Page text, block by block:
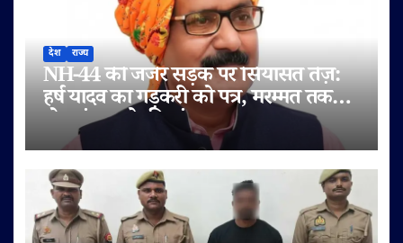
देश राज्य
NH-44 की जर्जर सड़क पर सियासत तेज़:
हर्ष यादव का गड़करी को पत्र, मरम्मत तक
टोल बंद करने की मांग